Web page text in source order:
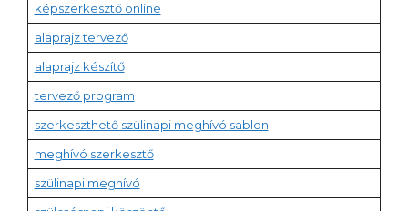
képszerkesztő online
alaprajz tervező
alaprajz készítő
tervező program
szerkeszthető szülinapi meghívó sablon
meghívó szerkesztő
szülinapi meghívó